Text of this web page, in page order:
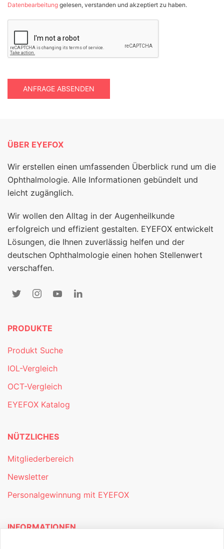
Datenbearbeitung gelesen, verstanden und akzeptiert zu haben.
ANFRAGE ABSENDEN
ÜBER EYEFOX
Wir erstellen einen umfassenden Überblick rund um die
Ophthalmologie. Alle Informationen gebündelt und
leicht zugänglich.
Wir wollen den Alltag in der Augenheilkunde
erfolgreich und effizient gestalten. EYEFOX entwickelt
Lösungen, die Ihnen zuverlässig helfen und der
deutschen Ophthalmologie einen hohen Stellenwert
verschaffen.
PRODUKTE
Produkt Suche
IOL-Vergleich
OCT-Vergleich
EYEFOX Katalog
NÜTZLICHES
Mitgliederbereich
Newsletter
Personalgewinnung mit EYEFOX
INFORMATIONEN